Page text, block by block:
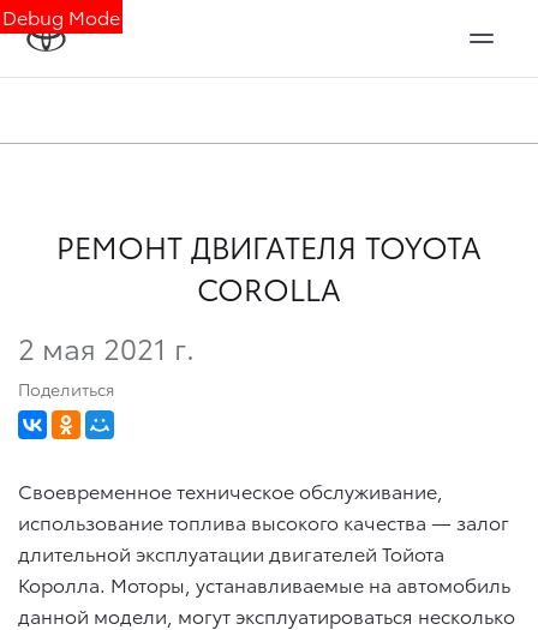
Debug Mode
РЕМОНТ ДВИГАТЕЛЯ TOYOTA
COROLLA
2 мая 2021 г.
Поделиться
Своевременное техническое обслуживание,
использование топлива высокого качества — залог
длительной эксплуатации двигателей Тойота
Королла. Моторы, устанавливаемые на автомобиль
данной модели, могут эксплуатироваться несколько